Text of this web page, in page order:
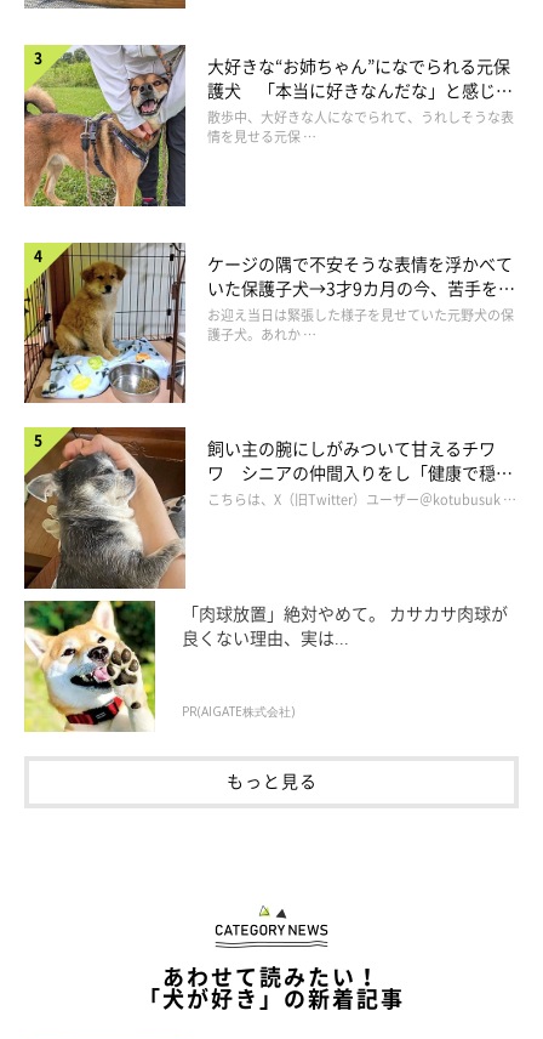
大好きな“お姉ちゃん”になでられる元保
護犬 「本当に好きなんだな」と感じる
表情にほっこり
散歩中、大好きな人になでられて、うれしそうな表
情を見せる元保 …
ケージの隅で不安そうな表情を浮かべて
いた保護子犬→3才9カ月の今、苦手を克
服し頼もしいコに成長！
お迎え当日は緊張した様子を見せていた元野犬の保
護子犬。あれか …
飼い主の腕にしがみついて甘えるチワ
ワ シニアの仲間入りをし「健康で穏や
かな暮らしが続いてほしい」と願う
こちらは、X（旧Twitter）ユーザー＠kotubusuk …
「肉球放置」絶対やめて。 カサカサ肉球が
良くない理由、実は...
PR(AIGATE株式会社)
もっと見る
あわせて読みたい！
「犬が好き」の新着記事